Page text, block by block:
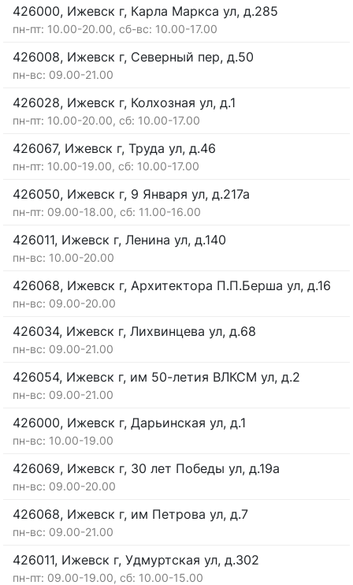
426000, Ижевск г, Карла Маркса ул, д.285
пн-пт: 10.00-20.00, сб-вс: 10.00-17.00
426008, Ижевск г, Северный пер, д.50
пн-вс: 09.00-21.00
426028, Ижевск г, Колхозная ул, д.1
пн-пт: 10.00-20.00, сб: 10.00-17.00
426067, Ижевск г, Труда ул, д.46
пн-пт: 10.00-19.00, сб: 10.00-17.00
426050, Ижевск г, 9 Января ул, д.217а
пн-пт: 09.00-18.00, сб: 11.00-16.00
426011, Ижевск г, Ленина ул, д.140
пн-вс: 10.00-20.00
426068, Ижевск г, Архитектора П.П.Берша ул, д.16
пн-вс: 09.00-20.00
426034, Ижевск г, Лихвинцева ул, д.68
пн-вс: 09.00-21.00
426054, Ижевск г, им 50-летия ВЛКСМ ул, д.2
пн-вс: 09.00-21.00
426000, Ижевск г, Дарьинская ул, д.1
пн-вс: 10.00-19.00
426069, Ижевск г, 30 лет Победы ул, д.19а
пн-вс: 09.00-20.00
426068, Ижевск г, им Петрова ул, д.7
пн-вс: 09.00-21.00
426011, Ижевск г, Удмуртская ул, д.302
пн-пт: 09.00-19.00, сб: 10.00-15.00